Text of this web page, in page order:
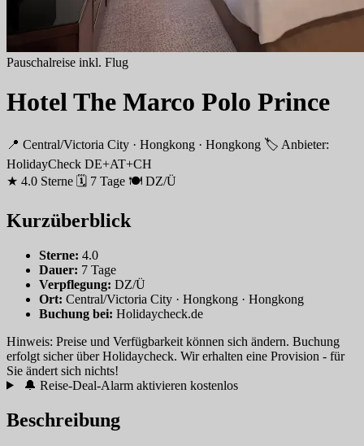
Pauschalreise inkl. Flug
Hotel The Marco Polo Prince
📍 Central/Victoria City · Hongkong · Hongkong 🏷 Anbieter:
HolidayCheck DE+AT+CH
★ 4.0 Sterne 🗓 7 Tage 🍽 DZ/Ü
Kurzüberblick
Sterne: 4.0
Dauer: 7 Tage
Verpflegung: DZ/Ü
Ort: Central/Victoria City · Hongkong · Hongkong
Buchung bei: Holidaycheck.de
Hinweis: Preise und Verfügbarkeit können sich ändern. Buchung
erfolgt sicher über Holidaycheck. Wir erhalten eine Provision - für
Sie ändert sich nichts!
🔔 Reise-Deal-Alarm aktivieren kostenlos
Beschreibung